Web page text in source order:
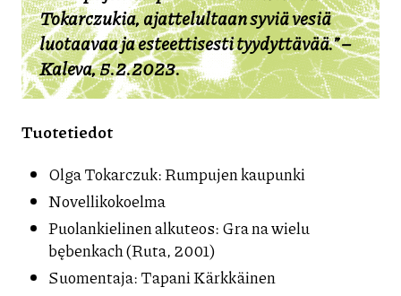
Tokarczukia, ajattelultaan syviä vesiä
luotaavaa ja esteettisesti tyydyttävää.” –
Kaleva, 5.2.2023.
Tuotetiedot
Olga Tokarczuk: Rumpujen kaupunki
Novellikokoelma
Puolankielinen alkuteos: Gra na wielu
bębenkach (Ruta, 2001)
Suomentaja: Tapani Kärkkäinen